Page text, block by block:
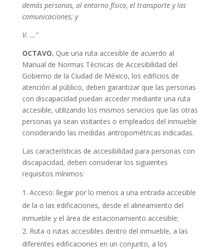
demás personas, al entorno físico, el transporte y las
comunicaciones; y
V. …”
OCTAVO. Que una ruta accesible de acuerdo al
Manual de Normas Técnicas de Accesibilidad del
Gobierno de la Ciudad de México, los edificios de
atención al público, deben garantizar que las personas
con discapacidad puedan acceder mediante una ruta
accesible, utilizando los mismos servicios que las otras
personas ya sean visitantes o empleados del inmueble
considerando las medidas antropométricas indicadas.
Las características de accesibilidad para personas con
discapacidad, deben considerar los siguientes
requisitos mínimos:
Acceso: llegar por lo menos a una entrada accesible
de la o las edificaciones, desde el alineamiento del
inmueble y el área de estacionamiento accesible;
Ruta o rutas accesibles dentro del inmueble, a las
diferentes edificaciones en un conjunto, a los